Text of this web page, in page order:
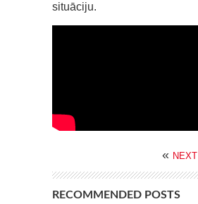
situāciju.
« NEXT
RECOMMENDED POSTS